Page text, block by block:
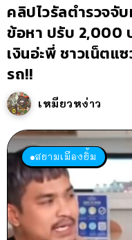
คลิปไวรัลตำรวจจั
ข้อหา ปรับ 2,000
เงินอ่ะพี่ ชาวเน็ตแ
รถ!!
เหมียวหง่าว
สยามเมืองยิ้ม